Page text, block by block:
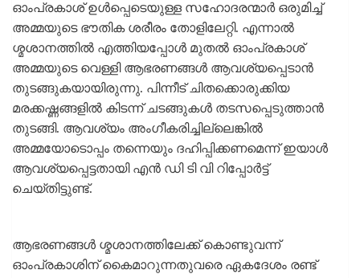
ഓംപ്രകാശ് ഉൾപ്പെടെയുള്ള സഹോദരന്മാർ ഒരുമിച്ച്
അമ്മയുടെ ഭൗതിക ശരീരം തോളിലേറ്റി. എന്നാൽ
ശ്മശാനത്തിൽ എത്തിയപ്പോൾ മുതൽ ഓംപ്രകാശ്
അമ്മയുടെ വെള്ളി ആഭരണങ്ങൾ ആവശ്യപ്പെടാൻ
തുടങ്ങുകയായിരുന്നു. പിന്നീട് ചിതക്കൊരുക്കിയ
മരക്കഷ്ണങ്ങളിൽ കിടന്ന് ചടങ്ങുകൾ തടസപ്പെടുത്താൻ
തുടങ്ങി. ആവശ്യം അംഗീകരിച്ചില്ലെങ്കിൽ
അമ്മയോടൊപ്പം തന്നെയും ദഹിപ്പിക്കണമെന്ന് ഇയാൾ
ആവശ്യപ്പെട്ടതായി എൻ ഡി ടി വി റിപ്പോർട്ട്
ചെയ്തിട്ടുണ്ട്.
ആഭരണങ്ങൾ ശ്മശാനത്തിലേക്ക് കൊണ്ടുവന്ന്
ഓംപ്രകാശിന് കൈമാറുന്നതുവരെ ഏകദേശം രണ്ട്